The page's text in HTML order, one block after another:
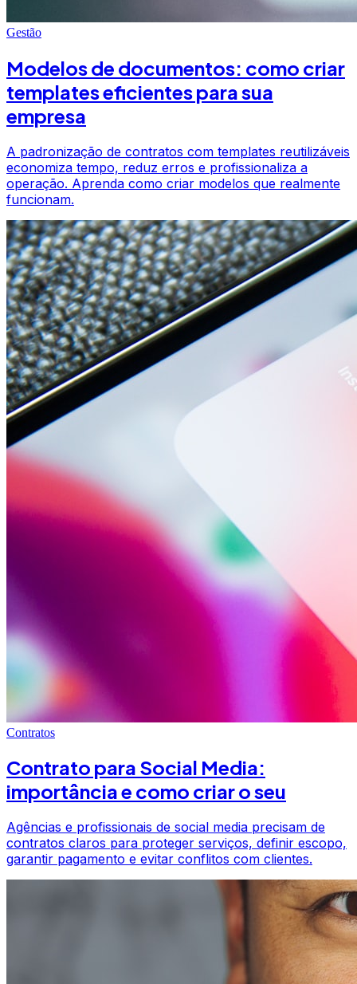
Gestão
Modelos de documentos: como criar
templates eficientes para sua
empresa
A padronização de contratos com templates reutilizáveis
economiza tempo, reduz erros e profissionaliza a
operação. Aprenda como criar modelos que realmente
funcionam.
Contratos
Contrato para Social Media:
importância e como criar o seu
Agências e profissionais de social media precisam de
contratos claros para proteger serviços, definir escopo,
garantir pagamento e evitar conflitos com clientes.